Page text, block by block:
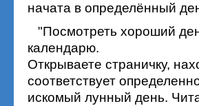
начата в определённый
"Посмотреть хороший
календарю.
Открываете страничку,
соответствует
искомый лунный день.